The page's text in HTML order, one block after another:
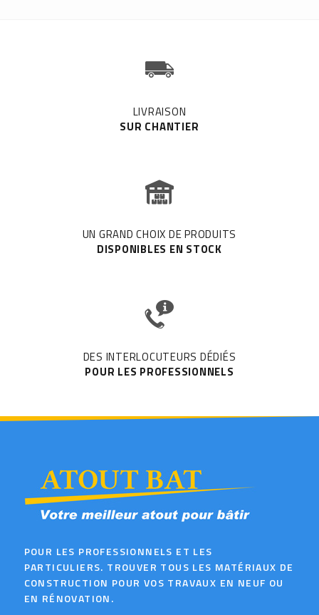
LIVRAISON
SUR CHANTIER
UN GRAND CHOIX DE PRODUITS
DISPONIBLES EN STOCK
DES INTERLOCUTEURS DÉDIÉS
POUR LES PROFESSIONNELS
POUR LES PROFESSIONNELS ET LES
PARTICULIERS. TROUVER TOUS LES MATÉRIAUX DE
CONSTRUCTION POUR VOS TRAVAUX EN NEUF OU
EN RÉNOVATION.